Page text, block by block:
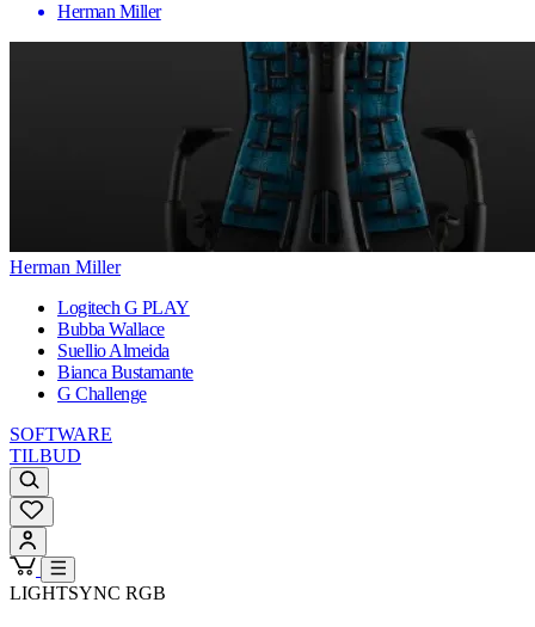
Herman Miller
Herman Miller
Logitech G PLAY
Bubba Wallace
Suellio Almeida
Bianca Bustamante
G Challenge
SOFTWARE
TILBUD
LIGHTSYNC RGB